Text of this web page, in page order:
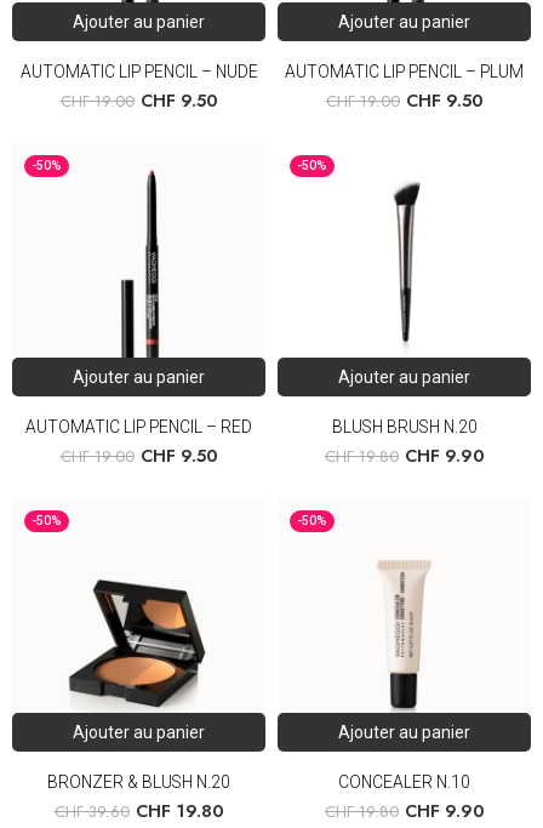
Ajouter au panier
AUTOMATIC LIP PENCIL – NUDE
CHF19.00 CHF 9.50
Ajouter au panier
AUTOMATIC LIP PENCIL – PLUM
CHF19.00 CHF 9.50
-50%
Ajouter au panier
AUTOMATIC LIP PENCIL – RED
CHF19.00 CHF 9.50
-50%
Ajouter au panier
BLUSH BRUSH N.20
CHF19.80 CHF 9.90
-50%
Ajouter au panier
BRONZER & BLUSH N.20
CHF39.60 CHF 19.80
-50%
Ajouter au panier
CONCEALER N.10
CHF19.80 CHF 9.90